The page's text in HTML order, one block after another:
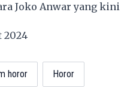
Joko Anwar yang kini
2024
horor Horor